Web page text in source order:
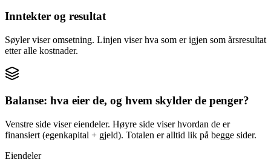
Inntekter og resultat
Søyler viser omsetning. Linjen viser hva som er igjen som årsresultat
etter alle kostnader.
Balanse: hva eier de, og hvem skylder de penger?
Venstre side viser eiendeler. Høyre side viser hvordan de er
finansiert (egenkapital + gjeld). Totalen er alltid lik på begge sider.
Eiendeler